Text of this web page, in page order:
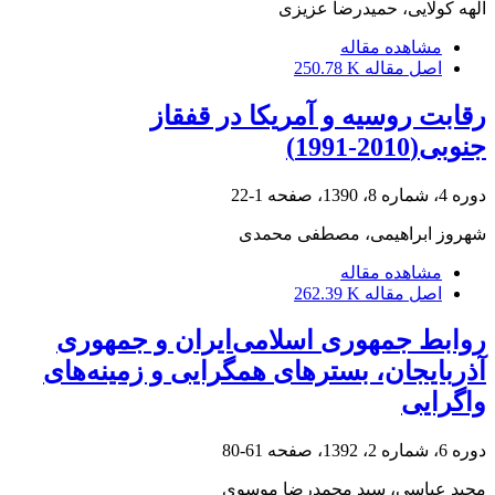
الهه کولایی، حمیدرضا عزیزی
مشاهده مقاله
اصل مقاله 250.78 K
رقابت روسیه و آمریکا در قفقاز
جنوبی(2010-1991)
دوره 4، شماره 8، 1390، صفحه 1-22
شهروز ابراهیمی، مصطفی محمدی
مشاهده مقاله
اصل مقاله 262.39 K
روابط جمهوری اسلامی‌ایران و جمهوری
آذربایجان، بسترهای همگرایی و زمینه‌های
واگرایی
دوره 6، شماره 2، 1392، صفحه 61-80
مجید عباسی، سید محمدرضا موسوی